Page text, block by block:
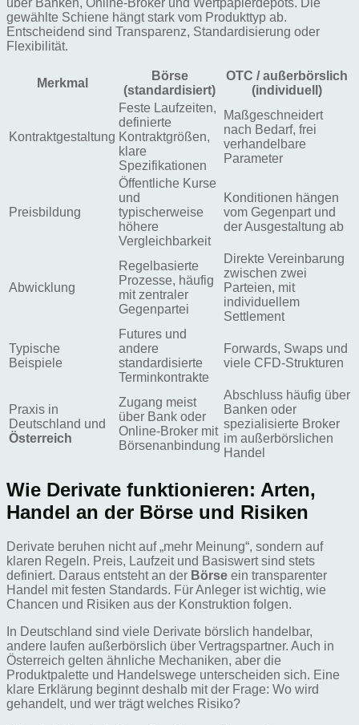
gewählte Schiene hängt stark vom Produkttyp ab.
Entscheidend sind Transparenz, Standardisierung oder
Flexibilität.
Merkmal
Börse
(standardisiert)
OTC / außerbörslich
(individuell)
Kontraktgestaltung
Feste Laufzeiten,
definierte
Kontraktgrößen,
klare
Spezifikationen
Maßgeschneidert
nach Bedarf, frei
verhandelbare
Parameter
Preisbildung
Öffentliche Kurse
und
typischerweise
höhere
Vergleichbarkeit
Konditionen hängen
vom Gegenpart und
der Ausgestaltung ab
Abwicklung
Regelbasierte
Prozesse, häufig
mit zentraler
Gegenpartei
Direkte Vereinbarung
zwischen zwei
Parteien, mit
individuellem
Settlement
Typische
Beispiele
Futures und
andere
standardisierte
Terminkontrakte
Forwards, Swaps und
viele CFD-Strukturen
Praxis in
Deutschland und
Österreich
Zugang meist
über Bank oder
Online-Broker mit
Börsenanbindung
Abschluss häufig über
Banken oder
spezialisierte Broker
im außerbörslichen
Handel
Wie Derivate funktionieren: Arten,
Handel an der Börse und Risiken
Derivate beruhen nicht auf „mehr Meinung“, sondern auf
klaren Regeln. Preis, Laufzeit und Basiswert sind stets
definiert. Daraus entsteht an der Börse ein transparenter
Handel mit festen Standards. Für Anleger ist wichtig, wie
Chancen und Risiken aus der Konstruktion folgen.
In Deutschland sind viele Derivate börslich handelbar,
andere laufen außerbörslich über Vertragspartner. Auch in
Österreich gelten ähnliche Mechaniken, aber die
Produktpalette und Handelswege unterscheiden sich. Eine
klare Erklärung beginnt deshalb mit der Frage: Wo wird
gehandelt, und wer trägt welches Risiko?